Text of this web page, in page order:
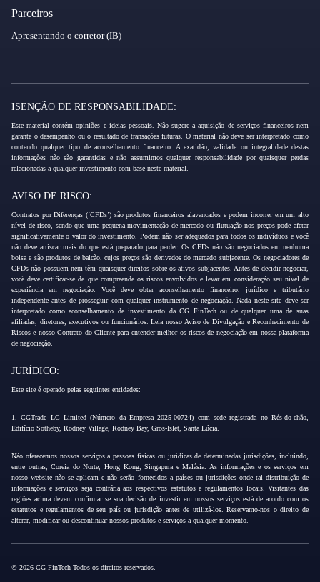
Parceiros
Apresentando o corretor (IB)
ISENÇÃO DE RESPONSABILIDADE:
Este material contém opiniões e ideias pessoais. Não sugere a aquisição de serviços financeiros nem
garante o desempenho ou o resultado de transações futuras. O material não deve ser interpretado como
contendo qualquer tipo de aconselhamento financeiro. A exatidão, validade ou integralidade destas
informações não são garantidas e não assumimos qualquer responsabilidade por quaisquer perdas
relacionadas a qualquer investimento com base neste material.
AVISO DE RISCO:
Contratos por Diferenças (‘CFDs’) são produtos financeiros alavancados e podem incorrer em um alto
nível de risco, sendo que uma pequena movimentação de mercado ou flutuação nos preços pode afetar
significativamente o valor do investimento. Podem não ser adequados para todos os indivíduos e você
não deve arriscar mais do que está preparado para perder. Os CFDs não são negociados em nenhuma
bolsa e são produtos de balcão, cujos preços são derivados do mercado subjacente. Os negociadores de
CFDs não possuem nem têm quaisquer direitos sobre os ativos subjacentes. Antes de decidir negociar,
você deve certificar-se de que compreende os riscos envolvidos e levar em consideração seu nível de
experiência em negociação. Você deve obter aconselhamento financeiro, jurídico e tributário
independente antes de prosseguir com qualquer instrumento de negociação. Nada neste site deve ser
interpretado como aconselhamento de investimento da CG FinTech ou de qualquer uma de suas
afiliadas, diretores, executivos ou funcionários. Leia nosso Aviso de Divulgação e Reconhecimento de
Riscos e nosso Contrato do Cliente para entender melhor os riscos de negociação em nossa plataforma
de negociação.
JURÍDICO:
Este site é operado pelas seguintes entidades:
1. CGTrade LC Limited (Número da Empresa 2025-00724) com sede registrada no Rés-do-chão,
Edifício Sotheby, Rodney Village, Rodney Bay, Gros-Islet, Santa Lúcia.
Não oferecemos nossos serviços a pessoas físicas ou jurídicas de determinadas jurisdições, incluindo,
entre outras, Coreia do Norte, Hong Kong, Singapura e Malásia. As informações e os serviços em
nosso website não se aplicam e não serão fornecidos a países ou jurisdições onde tal distribuição de
informações e serviços seja contrária aos respectivos estatutos e regulamentos locais. Visitantes das
regiões acima devem confirmar se sua decisão de investir em nossos serviços está de acordo com os
estatutos e regulamentos de seu país ou jurisdição antes de utilizá-los. Reservamo-nos o direito de
alterar, modificar ou descontinuar nossos produtos e serviços a qualquer momento.
© 2026 CG FinTech Todos os direitos reservados.